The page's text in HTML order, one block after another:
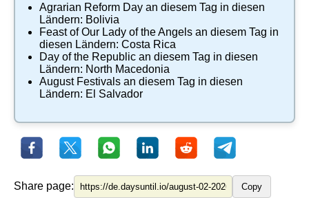
Agrarian Reform Day an diesem Tag in diesen
Ländern: Bolivia
Feast of Our Lady of the Angels an diesem Tag in
diesen Ländern: Costa Rica
Day of the Republic an diesem Tag in diesen
Ländern: North Macedonia
August Festivals an diesem Tag in diesen
Ländern: El Salvador
Share page: Copy